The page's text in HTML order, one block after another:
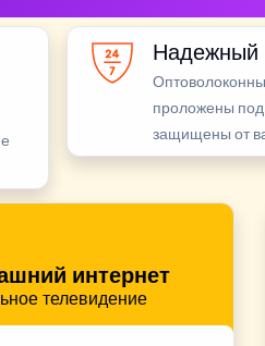
Надежный
проложены под
защищены от
интернет
телевидение